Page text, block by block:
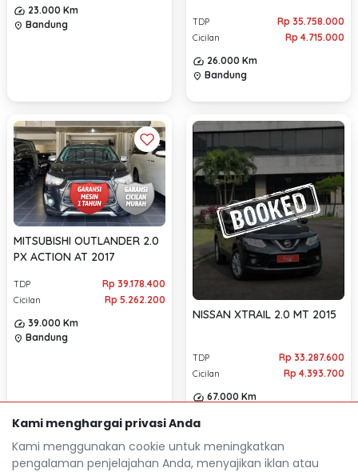
23.000 Km
location_on Bandung TDP Rp 35.758.000
Cicilan
Rp 4.715.000
26.000 Km
location_on Bandung
MITSUBISHI OUTLANDER 2.0
PX ACTION AT 2017
TDP Rp 39.178.400
Cicilan
Rp 5.262.200
39.000 Km
location_on Bandung
NISSAN XTRAIL 2.0 MT 2015
TDP Rp 33.287.600
Cicilan
Rp 4.393.700
67.000 Km
Kami menghargai privasi Anda
Kami menggunakan cookie untuk meningkatkan
pengalaman penjelajahan Anda, menyajikan iklan atau